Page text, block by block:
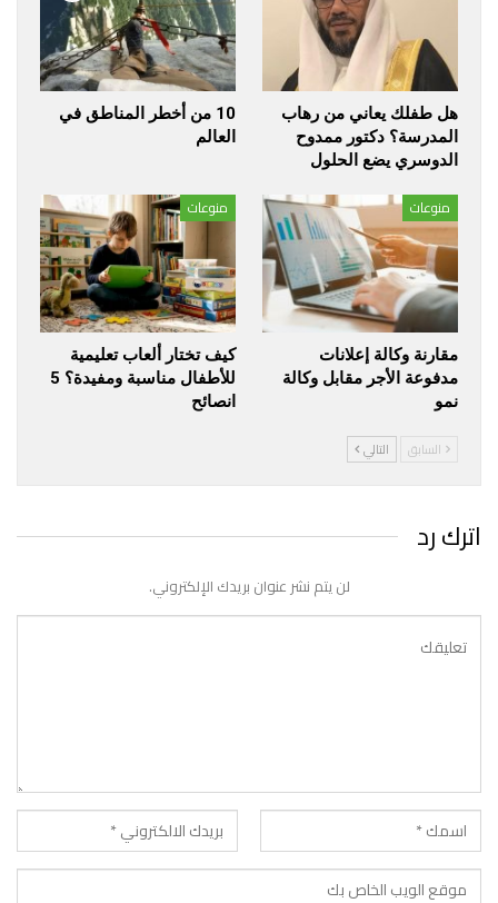
هل طفلك يعاني من رهاب
المدرسة؟ دكتور ممدوح
الدوسري يضع الحلول
10 من أخطر المناطق في
العالم
منوعات
مقارنة وكالة إعلانات
مدفوعة الأجر مقابل وكالة
نمو
منوعات
كيف تختار ألعاب تعليمية
للأطفال مناسبة ومفيدة؟ 5
انصائح
السابق التالي
اترك رد
لن يتم نشر عنوان بريدك الإلكتروني.